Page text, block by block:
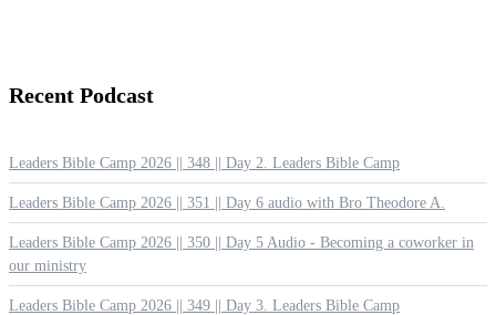
Recent Podcast
Leaders Bible Camp 2026 || 348 || Day 2. Leaders Bible Camp
Leaders Bible Camp 2026 || 351 || Day 6 audio with Bro Theodore A.
Leaders Bible Camp 2026 || 350 || Day 5 Audio - Becoming a coworker in
our ministry
Leaders Bible Camp 2026 || 349 || Day 3. Leaders Bible Camp